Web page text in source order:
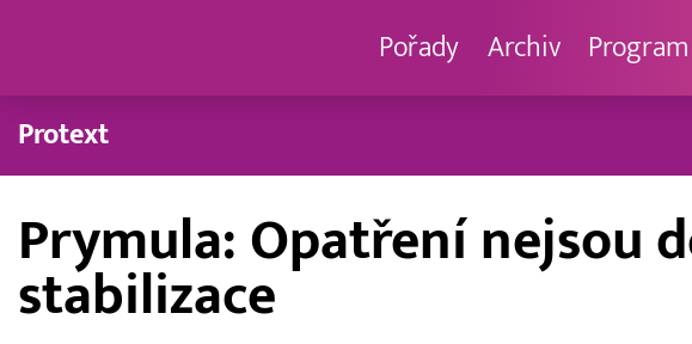
Pořady Archiv Program
Protext
Prymula: Opatření nejsou
stabilizace